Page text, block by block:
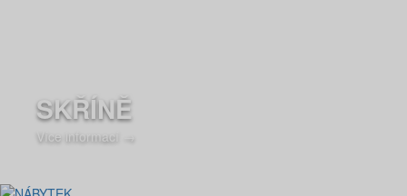
SKŘÍNĚ
Více informací →